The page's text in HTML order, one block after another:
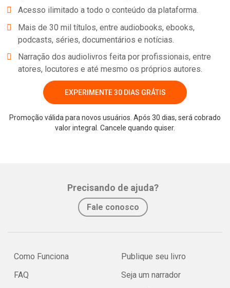
Acesso ilimitado a todo o conteúdo da plataforma.
Mais de 30 mil títulos, entre audiobooks, ebooks,
podcasts, séries, documentários e notícias.
Narração dos audiolivros feita por profissionais, entre
atores, locutores e até mesmo os próprios autores.
EXPERIMENTE 30 DIAS GRÁTIS
Promoção válida para novos usuários. Após 30 dias, será cobrado
valor integral. Cancele quando quiser.
Precisando de ajuda?
Fale conosco
Como Funciona
FAQ
Publique seu livro
Seja um narrador